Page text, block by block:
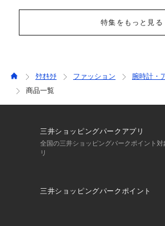
特集をもっと見る
ﾀｹｵｷｸﾁ ファッション 腕時計・
商品一覧
三井ショッピングパークアプリ
全国の三井ショッピングパークポイント
リ
三井ショッピングパークポイント